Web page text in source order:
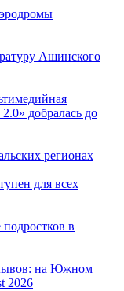
Ашинского
добралась до
регионах
для всех
в
на Южном
2026